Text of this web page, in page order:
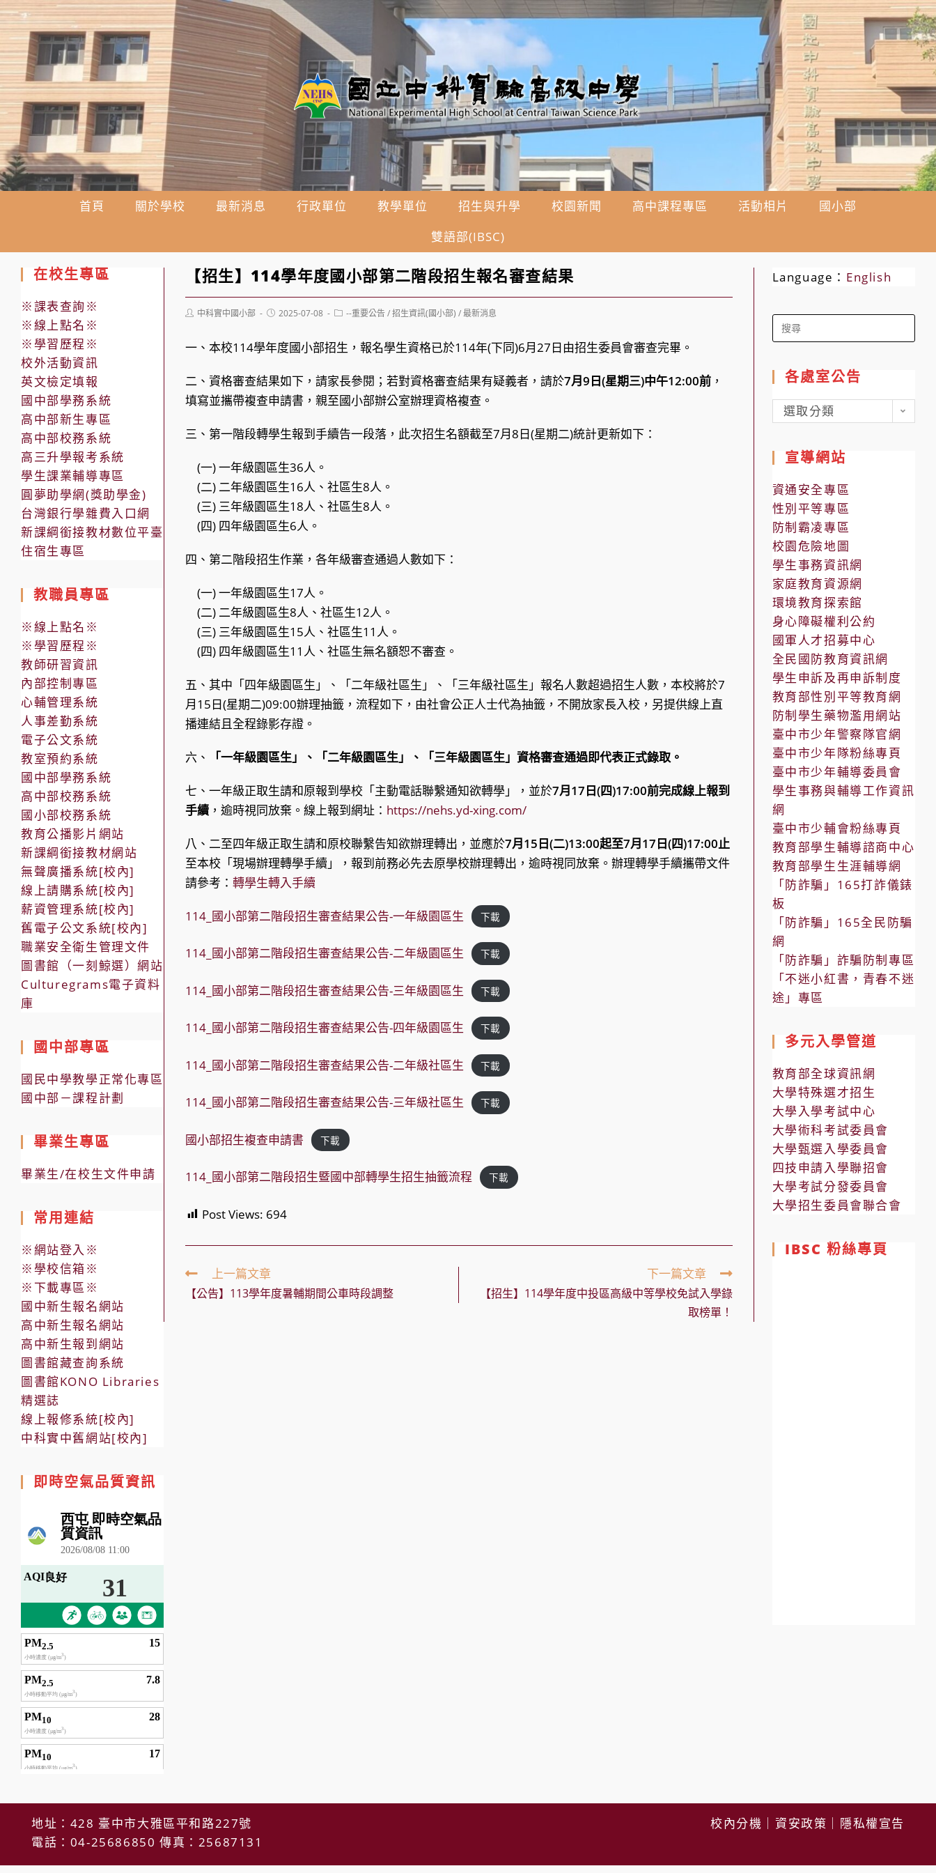
跳
轉
至
主
要
內
容
首頁 關於學校 最新消息 行政單位 教學單位 招生與升學 校園新聞 高中課程專區 活動相片
國小部
雙語部(IBSC)
【招生】114學年度國小部第二階段招生報名審查結果
Post中科實中國小部
Post2025-07-08
Post--重要公告 / 招生資訊(國小部) / 最新消息
一、本校114學年度國小部招生，報名學生資格已於114年(下同)6月27日由招生委員會審查完畢。
二、資格審查結果如下，請家長參閱；若對資格審查結果有疑義者，請於7月9日(星期三)中午12:00前 ，
填寫並攜帶複查申請書，親至國小部辦公室辦理資格複查。
三、第一階段轉學生報到手續告一段落，此次招生名額截至7月8日(星期二)統計更新如下：
(一) 一年級園區生36人。
(二) 二年級園區生16人、社區生8人。
(三) 三年級園區生18人、社區生8人。
(四) 四年級園區生6人。
四、第二階段招生作業，各年級審查通過人數如下：
(一) 一年級園區生17人。
(二) 二年級園區生8人、社區生12人。
(三) 三年級園區生15人、社區生11人。
(四) 四年級園區生11人、社區生無名額恕不審查。
五、其中「四年級園區生」、「二年級社區生」、「三年級社區生」報名人數超過招生人數，本校將於7
月15日(星期二)09:00辦理抽籤，流程如下，由社會公正人士代為抽籤，不開放家長入校，另提供線上直
播連結且全程錄影存證。
六、 「一年級園區生」、 「二年級園區生」、 「三年級園區生」資格審查通過即代表正式錄取。
七、一年級正取生請和原報到學校「主動電話聯繫通知欲轉學」，並於7月17日(四)17:00前完成線上報到
手續 ，逾時視同放棄。線上報到網址： https://nehs.yd-xing.com/
八、二至四年級正取生請和原校聯繫告知欲辦理轉出，並應於7月15日(二)13:00起至7月17日(四)17:00止
至本校「現場辦理轉學手續」，報到前務必先去原學校辦理轉出，逾時視同放棄。辦理轉學手續攜帶文件
請參考：轉學生轉入手續
114_國小部第二階段招生審查結果公告-一年級園區生 下載
114_國小部第二階段招生審查結果公告-二年級園區生 下載
114_國小部第二階段招生審查結果公告-三年級園區生 下載
114_國小部第二階段招生審查結果公告-四年級園區生 下載
114_國小部第二階段招生審查結果公告-二年級社區生 下載
114_國小部第二階段招生審查結果公告-三年級社區生 下載
國小部招生複查申請書 下載
114_國小部第二階段招生暨國中部轉學生招生抽籤流程 下載
Post Views: 694
Read
more
articles
上一篇文章
【公告】113學年度暑輔期間公車時段調整
下一篇文章
【招生】114學年度中投區高級中等學校免試入學錄
取榜單！
在校生專區
※課表查詢※
※線上點名※
※學習歷程※
校外活動資訊
英文檢定填報
國中部學務系統
高中部新生專區
高中部校務系統
高三升學報考系統
學生課業輔導專區
圓夢助學網(獎助學金)
台灣銀行學雜費入口網
新課綱銜接教材數位平臺
住宿生專區
教職員專區
※線上點名※
※學習歷程※
教師研習資訊
內部控制專區
心輔管理系統
人事差勤系統
電子公文系統
教室預約系統
國中部學務系統
高中部校務系統
國小部校務系統
教育公播影片網站
新課綱銜接教材網站
無聲廣播系統[校內]
線上請購系統[校內]
薪資管理系統[校內]
舊電子公文系統[校內]
職業安全衛生管理文件
圖書館（一刻鯨選）網站
Culturegrams電子資料
庫
國中部專區
國民中學教學正常化專區
國中部－課程計劃
畢業生專區
畢業生/在校生文件申請
常用連結
※網站登入※
※學校信箱※
※下載專區※
國中新生報名網站
高中新生報名網站
高中新生報到網站
圖書館藏查詢系統
圖書館KONO Libraries
精選誌
線上報修系統[校內]
中科實中舊網站[校內]
即時空氣品質資訊
Language： English
Search
for:
各處室公告
各
處
公
告
選取分類
宣導網站
資通安全專區
性別平等專區
防制霸凌專區
校園危險地圖
學生事務資訊網
家庭教育資源網
環境教育探索館
身心障礙權利公約
國軍人才招募中心
全民國防教育資訊網
學生申訴及再申訴制度
教育部性別平等教育網
防制學生藥物濫用網站
臺中市少年警察隊官網
臺中市少年隊粉絲專頁
臺中市少年輔導委員會
學生事務與輔導工作資訊
網
臺中市少輔會粉絲專頁
教育部學生輔導諮商中心
教育部學生生涯輔導網
「防詐騙」165打詐儀錶
板
「防詐騙」165全民防騙
網
「防詐騙」詐騙防制專區
「不迷小紅書，青春不迷
途」專區
多元入學管道
教育部全球資訊網
大學特殊選才招生
大學入學考試中心
大學術科考試委員會
大學甄選入學委員會
四技申請入學聯招會
大學考試分發委員會
大學招生委員會聯合會
IBSC 粉絲專頁
地址：428 臺中市大雅區平和路227號
電話：04-25686850 傳真：25687131
校內分機 資安政策 隱私權宣告